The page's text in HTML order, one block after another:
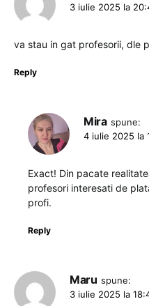
3 iulie 2025 la
va stau in gat profesorii, dle
Reply
Mira spune:
4 iulie 2025 la
Exact! Din pacate
profesori interesati de
profi.
Reply
Maru spune:
3 iulie 2025 la